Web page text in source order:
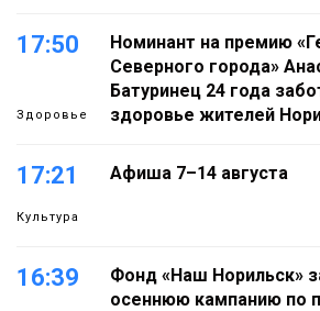
17:50
Здоровье
Номинант на премию
Северного города»
Батуринец 24 года
здоровье жителей
17:21
Культура
Афиша 7–14 августа
16:39
Фонд «Наш Норильск»
осеннюю кампанию по